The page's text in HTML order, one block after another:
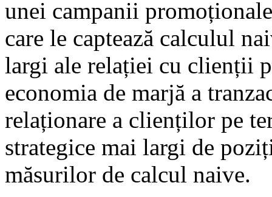
unei campanii
care le captează calculul
largi ale relației cu clienții
economia de marjă a
relaționare a clienților pe
strategice mai largi de
măsurilor de calcul naive.